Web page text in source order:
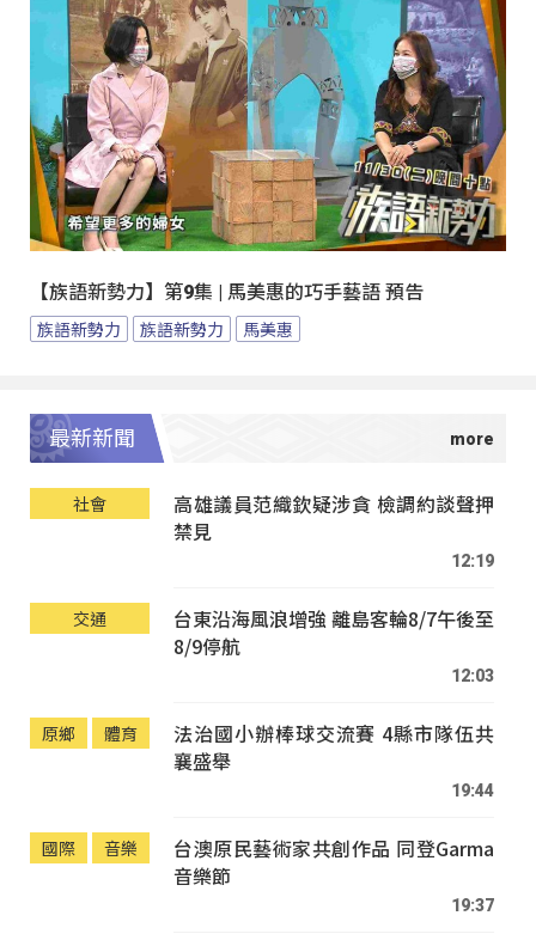
【族語新勢力】第9集 | 馬美惠的巧手藝語 預告
族語新勢力 族語新勢力 馬美惠
最新新聞
社會
高雄議員范織欽疑涉貪 檢調約談聲押
禁見
12:19
交通
台東沿海風浪增強 離島客輪8/7午後至
8/9停航
12:03
原鄉 體育
法治國小辦棒球交流賽 4縣市隊伍共
襄盛舉
19:44
國際 音樂
台澳原民藝術家共創作品 同登Garma
音樂節
19:37